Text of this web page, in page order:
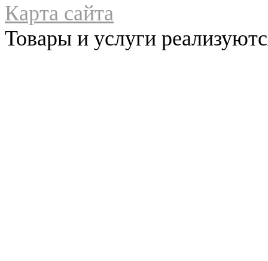
Карта сайта
Товары и услуги